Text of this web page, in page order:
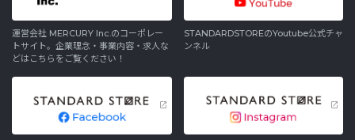
運営会社 MERCURY Inc.のコーポレー
トサイト。企業理念・事業内容・求人な
どはこちらをご覧ください！
STANDARDSTOREのYoutube公式チャ
ンネル